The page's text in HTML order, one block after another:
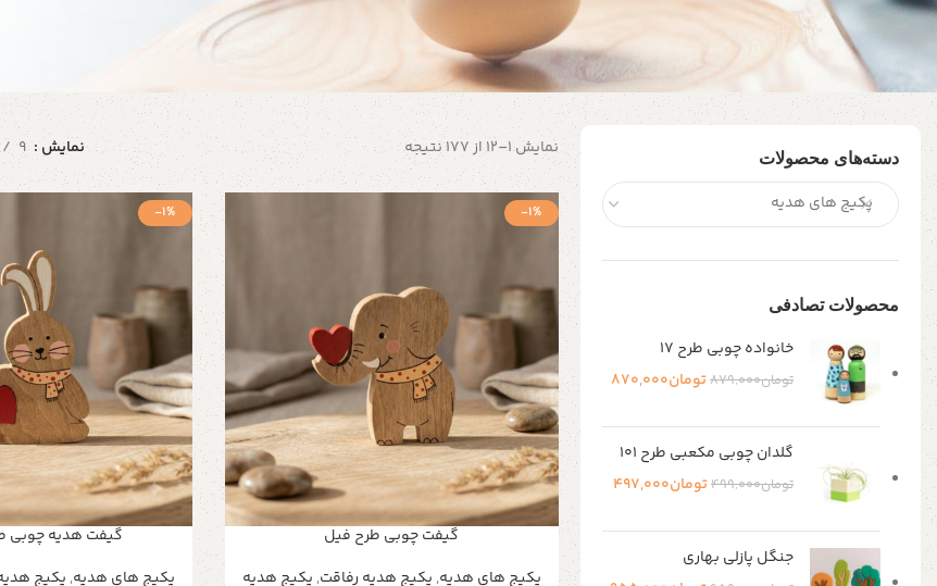
دسته‌های محصولات
پکیج های هدیه
محصولات تصادفی
خانواده چوبی طرح ۱۷
تومان879,000تومان870,000
گلدان چوبی مکعبی طرح ۱۰۱
تومان499,000تومان497,000
جنگل پازلی بهاری
نمایش 1–12 از 177 نتیجه نمایش 9
-1%
گیفت چوبی طرح فیل
پکیج های هدیه, پکیج هدیه رفاقت, پکیج هدیه
-1%
گیفت هدیه چوبی
پکیج های هدیه, پکیج